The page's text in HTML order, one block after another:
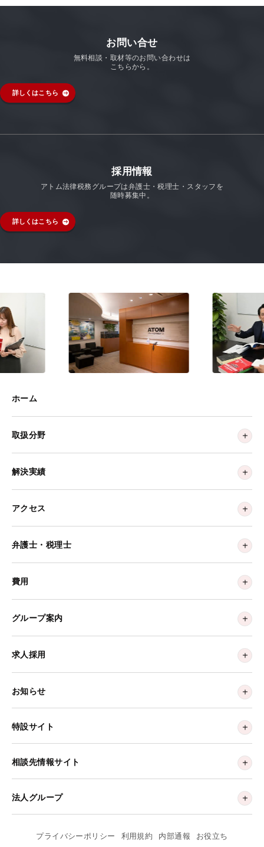
お問い合せ
無料相談・取材等のお問い合わせは
こちらから。
詳しくはこちら
採用情報
アトム法律税務グループは弁護士・税理士・スタッフを
随時募集中。
詳しくはこちら
ホーム
取扱分野
解決実績
アクセス
弁護士・税理士
費用
グループ案内
求人採用
お知らせ
特設サイト
相談先情報サイト
法人グループ
プライバシーポリシー 利用規約 内部通報 お役立ち